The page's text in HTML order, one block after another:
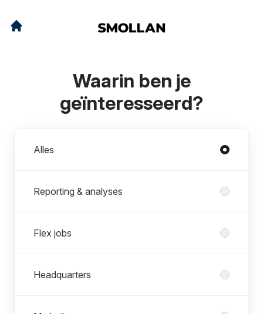
Waarin ben je
geïnteresseerd?
Alles
Reporting & analyses
Flex jobs
Headquarters